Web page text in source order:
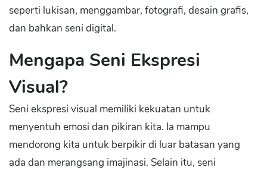
seperti lukisan, menggambar, fotografi, desain grafis,
dan bahkan seni digital.
Mengapa Seni Ekspresi
Visual?
Seni ekspresi visual memiliki kekuatan untuk
menyentuh emosi dan pikiran kita. Ia mampu
mendorong kita untuk berpikir di luar batasan yang
ada dan merangsang imajinasi. Selain itu, seni